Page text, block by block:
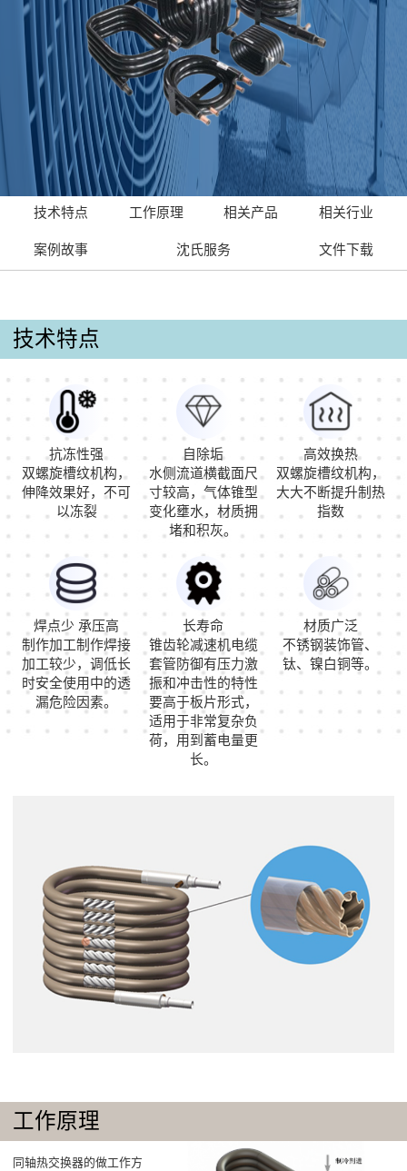
技术特点 工作原理 相关产品 相关行业
案例故事 沈氏服务 文件下载
技术特点
抗冻性强
双螺旋槽纹机构，
伸降效果好，不可
以冻裂
自除垢
水侧流道横截面尺
寸较高，气体锥型
变化壅水，材质拥
堵和积灰。
高效换热
双螺旋槽纹机构，
大大不断提升制热
指数
焊点少 承压高
制作加工制作焊接
加工较少，调低长
时安全使用中的透
漏危险因素。
长寿命
锥齿轮减速机电缆
套管防御有压力激
振和冲击性的特性
要高于板片形式，
适用于非常复杂负
荷，用到蓄电量更
长。
材质广泛
不锈钢装饰管、
钛、镍白铜等。
工作原理
同轴热交换器的做工作方